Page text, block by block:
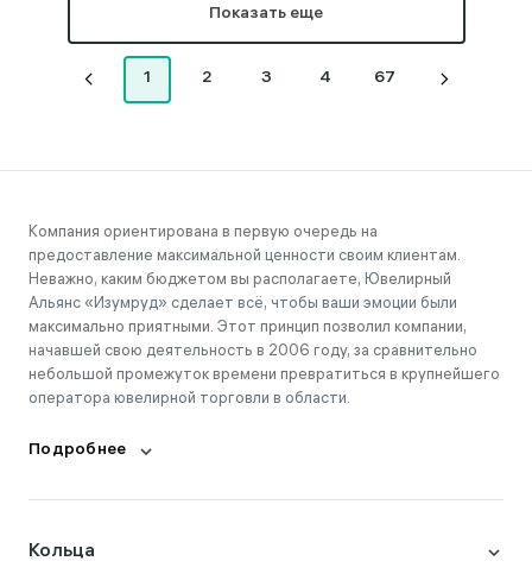
Показать еще
1 2 3 4 67
Компания ориентирована в первую очередь на
предоставление максимальной ценности своим клиентам.
Неважно, каким бюджетом вы располагаете, Ювелирный
Альянс «Изумруд» сделает всё, чтобы ваши эмоции были
максимально приятными. Этот принцип позволил компании,
начавшей свою деятельность в 2006 году, за сравнительно
небольшой промежуток времени превратиться в крупнейшего
оператора ювелирной торговли в области.
Подробнее
Кольца